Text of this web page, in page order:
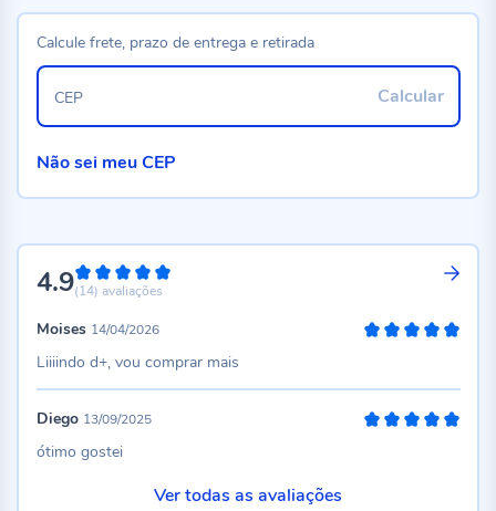
4.998%
(14) avaliações
Moises 14/04/2026
Liiiindo d+, vou comprar mais
Diego 13/09/2025
ótimo gostei
Ver todas as avaliações
Calcule frete, prazo de entrega e retirada
Calcular
CEP
Não sei meu CEP